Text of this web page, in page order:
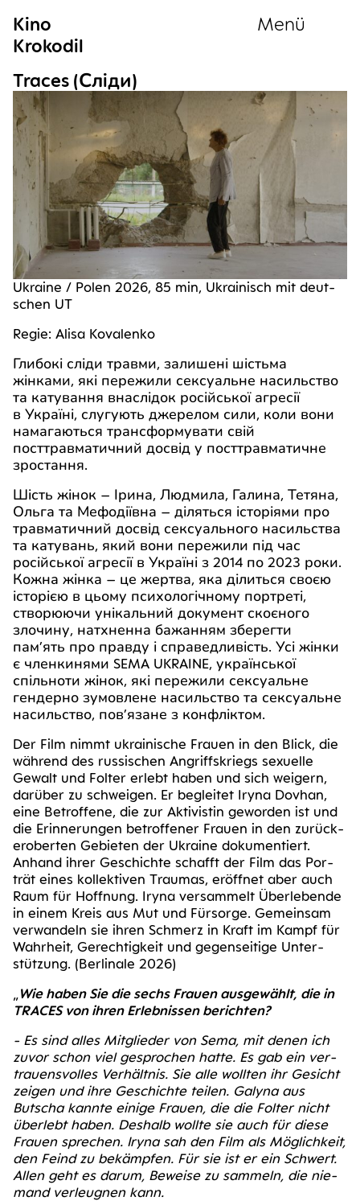
Kino
Krokodil
Menü
Traces (Слiди)
Ukrai­ne / Polen 2026, 85 min, Ukrai­nisch mit deut­
schen UT
Regie: Ali­sa Kovalenko
Глибокі сліди травми, залишені шістьма
жінками, які пережили сексуальне насильство
та катування внаслідок російської агресії
в Україні, слугують джерелом сили, коли вони
намагаються трансформувати свій
посттравматичний досвід у посттравматичне
зростання.
Шість жінок – Ірина, Людмила, Галина, Тетяна,
Ольга та Мефодіївна – діляться історіями про
травматичний досвід сексуального насильства
та катувань, який вони пережили під час
російської агресії в Україні з 2014 по 2023 роки.
Кожна жінка – це жертва, яка ділиться своєю
історією в цьому психологічному портреті,
створюючи унікальний документ скоєного
злочину, натхненна бажанням зберегти
пам’ять про правду і справедливість. Усі жінки
є членкинями SEMA UKRAI­NE, української
спільноти жінок, які пережили сексуальне
гендерно зумовлене насильство та сексуальне
насильство, пов’язане з конфліктом.
Der Film nimmt ukrai­ni­sche Frau­en in den Blick, die
wäh­rend des rus­si­schen Angriffs­kriegs sexu­el­le
Gewalt und Fol­ter erlebt haben und sich wei­gern,
dar­über zu schwei­gen. Er beglei­tet Iry­na Dov­han,
eine Betrof­fe­ne, die zur Akti­vis­tin gewor­den ist und
die Erin­ne­run­gen betrof­fe­ner Frau­en in den zurück­
er­ober­ten Gebie­ten der Ukrai­ne doku­men­tiert.
Anhand ihrer Geschich­te schafft der Film das Por­
trät eines kol­lek­ti­ven Trau­mas, eröff­net aber auch
Raum für Hoff­nung. Iry­na ver­sam­melt Über­le­ben­de
in einem Kreis aus Mut und Für­sor­ge. Gemein­sam
ver­wan­deln sie ihren Schmerz in Kraft im Kampf für
Wahr­heit, Gerech­tig­keit und gegen­sei­ti­ge Unter­
stüt­zung. (Ber­li­na­le 2026)
„Wie haben Sie die sechs Frau­en aus­ge­wählt, die in
TRACES von ihren Erleb­nis­sen berich­ten?
- Es sind alles Mit­glie­der von Sema, mit denen ich
zuvor schon viel gespro­chen hat­te. Es gab ein ver­
trau­ens­vol­les Ver­hält­nis. Sie alle woll­ten ihr Gesicht
zei­gen und ihre Geschich­te tei­len. Galy­na aus
Butscha kann­te eini­ge Frau­en, die die Fol­ter nicht
über­lebt haben. Des­halb woll­te sie auch für die­se
Frau­en spre­chen. Iry­na sah den Film als Mög­lich­keit,
den Feind zu bekämp­fen. Für sie ist er ein Schwert.
Allen geht es dar­um, Bewei­se zu sam­meln, die nie­
mand ver­leug­nen kann.